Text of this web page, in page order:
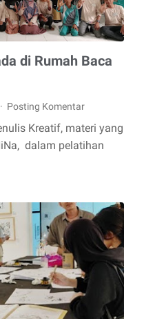
di Rumah Baca
Posting Komentar
Kreatif, materi yang
dalam pelatihan